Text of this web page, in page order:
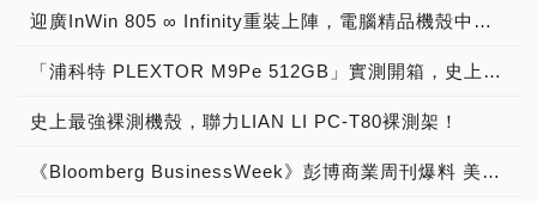
迎廣InWin 805 ∞ Infinity重裝上陣，電腦精品機殼中的頂尖之作！
「浦科特 PLEXTOR M9Pe 512GB」實測開箱，史上最強PCIe 3.0 x4固態硬碟磅礡登場！
史上最強裸測機殼，聯力LIAN LI PC-T80裸測架！
《Bloomberg BusinessWeek》彭博商業周刊爆料 美超微伺服器主機板 黑客門 被偷裝間諜晶片，《Apple、Amazon、SuperMicro》發表聲明駁斥 報導不屬實 精心編造